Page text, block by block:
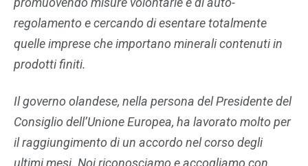
regolamento e cercando di esentare totalmente
quelle imprese che importano minerali contenuti in
prodotti finiti.
Il governo olandese, nella persona del Presidente del
Consiglio dell’Unione Europea, ha lavorato molto per
il raggiungimento di un accordo nel corso degli
ultimi mesi. Noi riconosciamo e accogliamo con